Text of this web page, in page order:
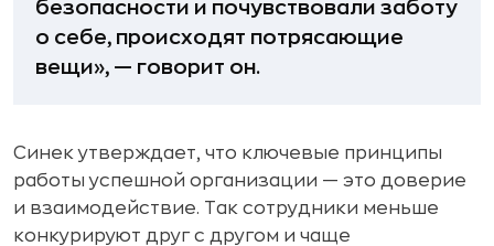
безопасности и почувствовали заботу
о себе, происходят потрясающие
вещи», — говорит он.
Синек утверждает, что ключевые принципы
работы успешной организации — это доверие
и взаимодействие. Так сотрудники меньше
конкурируют друг с другом и чаще